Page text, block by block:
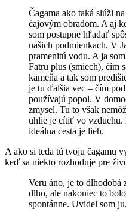
Čagama ako taká slúži
čajovým obradom. A aj
som postupne hľadať
našich podmienkach. V
pramenitú vodu. A ja
Fatru plus (smiech), čím
kameňa a tak som
je tu ďalšia vec – čím
používajú popol. V
zmysel. Tu to však
uhlie je cítiť vo vzduchu.
ideálna cesta je lieh.
A ako si teda tú tvoju čagamu
keď sa niekto rozhoduje pre
Veru áno, je to dlhodobá
dlho, ale nakoniec to
spontánne. Uvidel som